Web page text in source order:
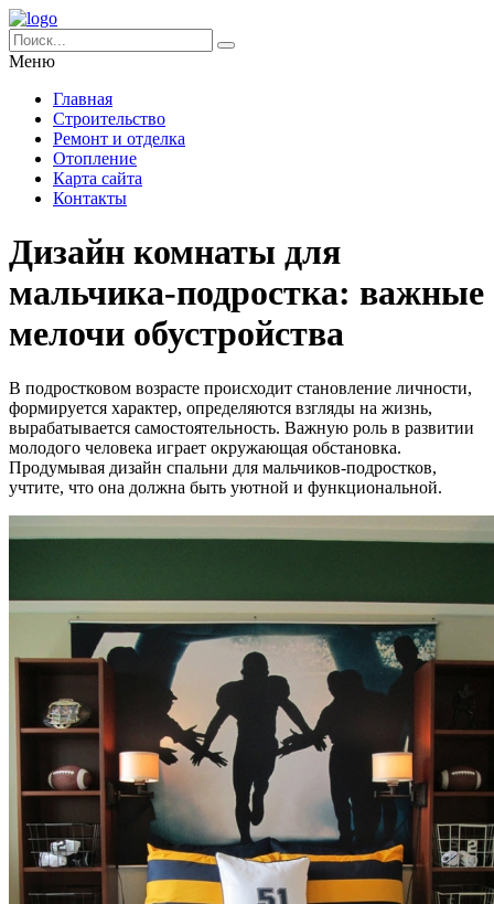
Меню
Главная
Строительство
Ремонт и отделка
Отопление
Карта сайта
Контакты
Дизайн комнаты для
мальчика-подростка: важные
мелочи обустройства
В подростковом возрасте происходит становление личности,
формируется характер, определяются взгляды на жизнь,
вырабатывается самостоятельность. Важную роль в развитии
молодого человека играет окружающая обстановка.
Продумывая дизайн спальни для мальчиков-подростков,
учтите, что она должна быть уютной и функциональной.